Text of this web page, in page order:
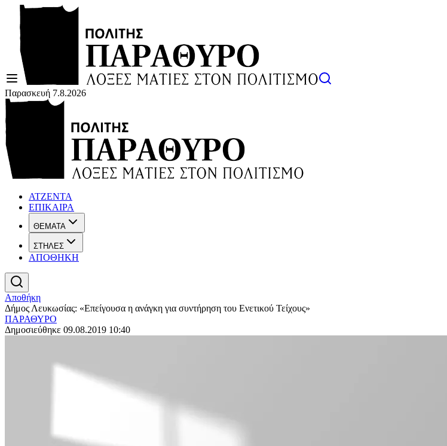
Παρασκευή 7.8.2026
ΑΤΖΕΝΤΑ
ΕΠΙΚΑΙΡΑ
ΘΕΜΑΤΑ
ΣΤΗΛΕΣ
ΑΠΟΘΗΚΗ
Αποθήκη
Δήμος Λευκωσίας: «Επείγουσα η ανάγκη για συντήρηση του Ενετικού Τείχους»
ΠΑΡΑΘΥΡΟ
Δημοσιεύθηκε 09.08.2019 10:40